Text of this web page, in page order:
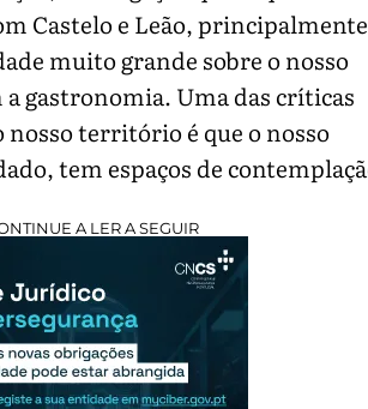
Castelo e Leão,
muito grande sobre o nosso
gastronomia. Uma das críticas
nosso território é que o nosso
tem espaços de
A LER A SEGUIR